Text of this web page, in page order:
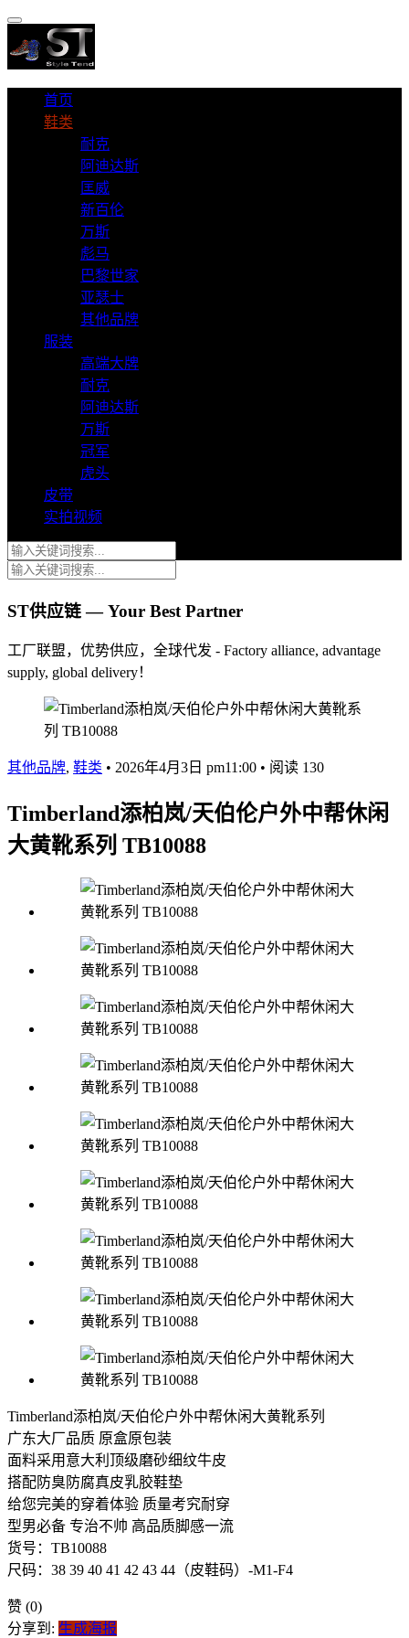
首页
鞋类
耐克
阿迪达斯
匡威
新百伦
万斯
彪马
巴黎世家
亚瑟士
其他品牌
服装
高端大牌
耐克
阿迪达斯
万斯
冠军
虎头
皮带
实拍视频
ST供应链 — Your Best Partner
工厂联盟，优势供应，全球代发 - Factory alliance, advantage
supply, global delivery！
其他品牌, 鞋类 • 2026年4月3日 pm11:00 • 阅读 130
Timberland添柏岚/天伯伦户外中帮休闲
大黄靴系列 TB10088
Timberland添柏岚/天伯伦户外中帮休闲大黄靴系列
广东大厂品质 原盒原包装
面料采用意大利顶级磨砂细纹牛皮
搭配防臭防腐真皮乳胶鞋垫
给您完美的穿着体验 质量考究耐穿
型男必备 专治不帅 高品质脚感一流
货号：TB10088
尺码：38 39 40 41 42 43 44（皮鞋码）-M1-F4
赞 (0)
分享到: 生成海报